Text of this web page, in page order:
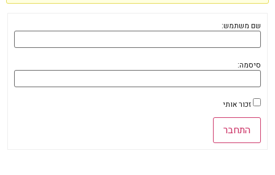
שם משתמש:
סיסמה:
זכור אותי
התחבר